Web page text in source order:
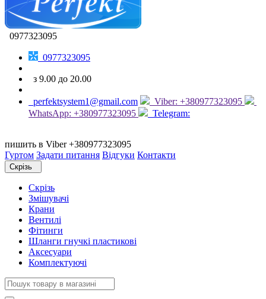
0977323095
0977323095
з 9.00 до 20.00
perfektsystem1@gmail.com
Viber: +380977323095
WhatsApp: +380977323095
Telegram:
пишить в Viber +380977323095
Гуртом Задати питання Відгуки Контакти
Скрізь
Скрізь
Змішувачі
Крани
Вентилі
Фітинги
Шланги гнучкі пластикові
Аксесуари
Комплектуючі